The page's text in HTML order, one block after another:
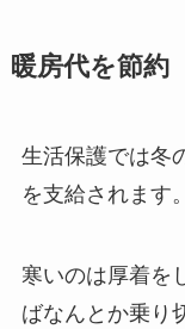
暖房代を節約
生活保護では冬
を支給されます。
寒いのは厚着を
ばなんとか乗り